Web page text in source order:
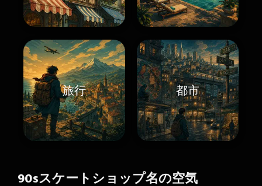
旅行 都市
90sスケートショップ名の空気